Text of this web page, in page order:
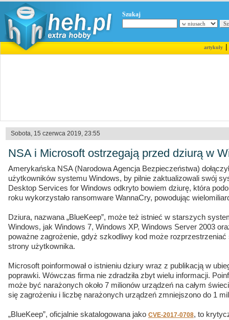
Szukaj
artykuły|
Sobota, 15 czerwca 2019, 23:55
NSA i Microsoft ostrzegają przed dziurą w
Amerykańska NSA (Narodowa Agencja Bezpieczeństwa)
użytkowników systemu Windows, by pilnie zaktualizowali swój
Desktop Services for Windows odkryto bowiem dziurę, która
roku wykorzystało ransomware WannaCry, powodując
Dziura, nazwana „BlueKeep”, może też istnieć w starszych
Windows, jak Windows 7, Windows XP, Windows Server 2003
poważne zagrożenie, gdyż szkodliwy kod może
strony użytkownika.
Microsoft poinformował o istnieniu dziury wraz z publikacją w
poprawki. Wówczas firma nie zdradziła zbyt wielu informacji.
może być narażonych około 7 milionów urządzeń na całym
się zagrożeniu i liczbę narażonych urządzeń zmniejszono do 1
„BlueKeep”, oficjalnie skatalogowana jako CVE-2017-0708, to